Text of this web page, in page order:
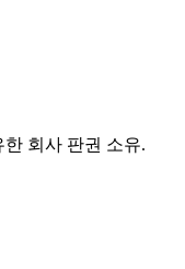
회사 판권 소유.